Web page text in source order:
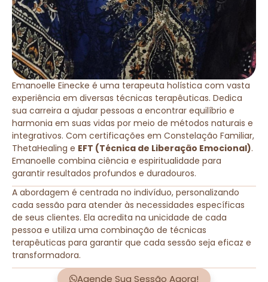
Emanoelle Einecke é uma terapeuta holística com vasta
experiência em diversas técnicas terapêuticas. Dedica
sua carreira a ajudar pessoas a encontrar equilíbrio e
harmonia em suas vidas por meio de métodos naturais e
integrativos. Com certificações em Constelação Familiar,
ThetaHealing e EFT (Técnica de Liberação Emocional).
Emanoelle combina ciência e espiritualidade para
garantir resultados profundos e duradouros.
A abordagem é centrada no indivíduo, personalizando
cada sessão para atender às necessidades específicas
de seus clientes. Ela acredita na unicidade de cada
pessoa e utiliza uma combinação de técnicas
terapêuticas para garantir que cada sessão seja eficaz e
transformadora.
Agende Sua Sessão Agora!